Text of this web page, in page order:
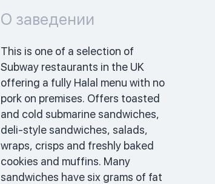
О заведении
This is one of a selection of
Subway restaurants in the UK
offering a fully Halal menu with no
pork on premises. Offers toasted
and cold submarine sandwiches,
deli-style sandwiches, salads,
wraps, crisps and freshly baked
cookies and muffins. Many
sandwiches have six grams of fat